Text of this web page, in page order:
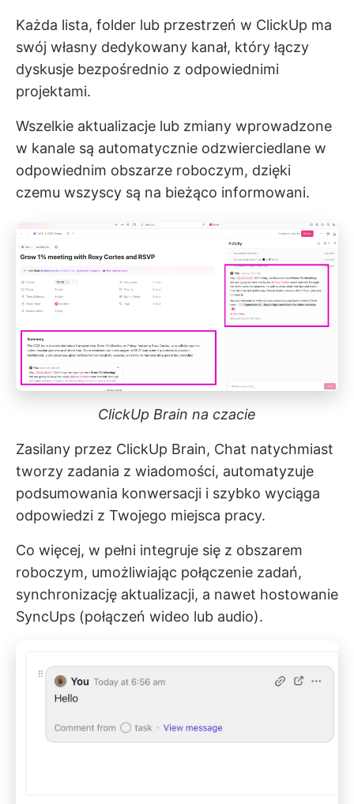
Każda lista, folder lub przestrzeń w ClickUp ma
swój własny dedykowany kanał, który łączy
dyskusje bezpośrednio z odpowiednimi
projektami.
Wszelkie aktualizacje lub zmiany wprowadzone
w kanale są automatycznie odzwierciedlane w
odpowiednim obszarze roboczym, dzięki
czemu wszyscy są na bieżąco informowani.
ClickUp Brain na czacie
Zasilany przez ClickUp Brain, Chat natychmiast
tworzy zadania z wiadomości, automatyzuje
podsumowania konwersacji i szybko wyciąga
odpowiedzi z Twojego miejsca pracy.
Co więcej, w pełni integruje się z obszarem
roboczym, umożliwiając połączenie zadań,
synchronizację aktualizacji, a nawet hostowanie
SyncUps (połączeń wideo lub audio).